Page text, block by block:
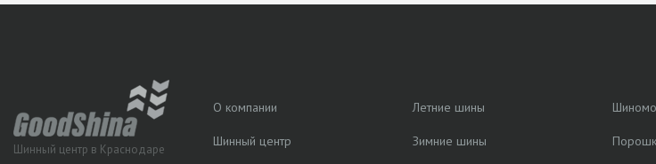
Шинный центр в Краснодаре
О компании
Шинный центр
Летние шины
Зимние шины